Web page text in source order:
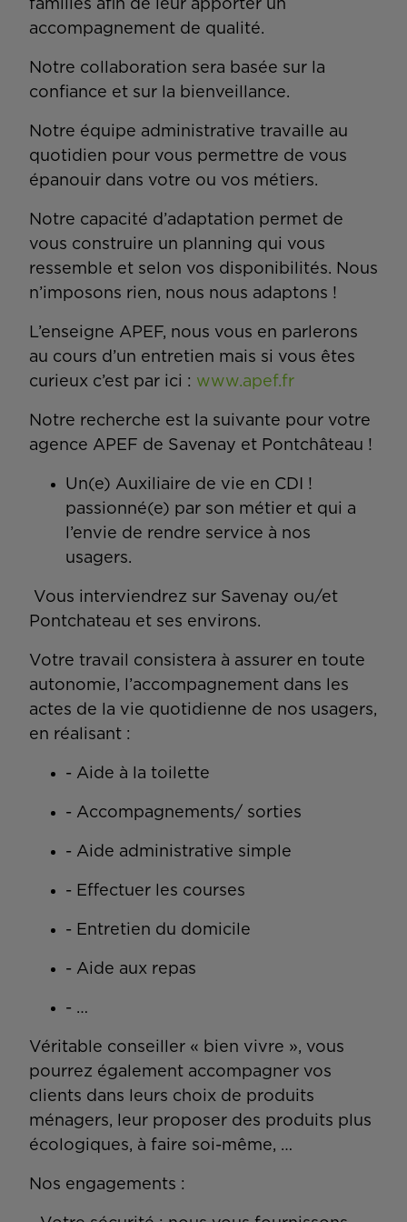
familles afin de leur apporter un
accompagnement de qualité.
Notre collaboration sera basée sur la
confiance et sur la bienveillance.
Notre équipe administrative travaille au
quotidien pour vous permettre de vous
épanouir dans votre ou vos métiers.
Notre capacité d’adaptation permet de
vous construire un planning qui vous
ressemble et selon vos disponibilités. Nous
n’imposons rien, nous nous adaptons !
L’enseigne APEF, nous vous en parlerons
au cours d’un entretien mais si vous êtes
curieux c’est par ici : www.apef.fr
Notre recherche est la suivante pour votre
agence APEF de Savenay et Pontchâteau !
Un(e) Auxiliaire de vie en CDI !
passionné(e) par son métier et qui a
l’envie de rendre service à nos
usagers.
Vous interviendrez sur Savenay ou/et
Pontchateau et ses environs.
Votre travail consistera à assurer en toute
autonomie, l’accompagnement dans les
actes de la vie quotidienne de nos usagers,
en réalisant :
- Aide à la toilette
- Accompagnements/ sorties
- Aide administrative simple
- Effectuer les courses
- Entretien du domicile
- Aide aux repas
- …
Véritable conseiller « bien vivre », vous
pourrez également accompagner vos
clients dans leurs choix de produits
ménagers, leur proposer des produits plus
écologiques, à faire soi-même, …
Nos engagements :